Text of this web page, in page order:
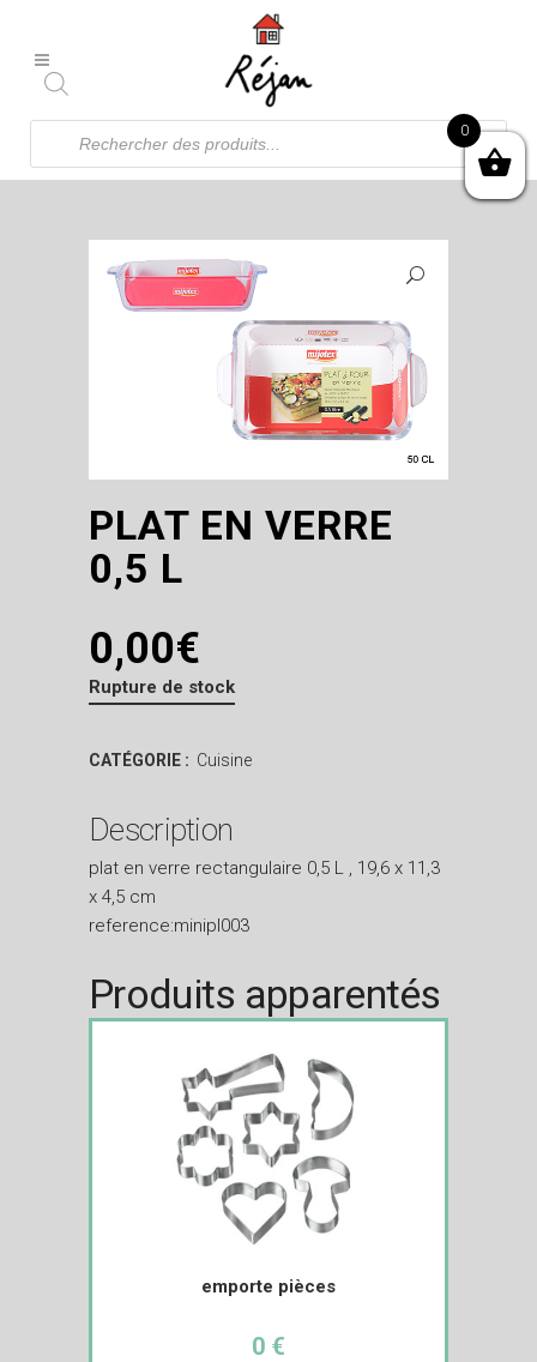
Recherche
produits
PLAT EN VERRE
0,5 L
0,00€
Rupture de stock
CATÉGORIE : Cuisine
Description
plat en verre rectangulaire 0,5 L , 19,6 x 11,3
x 4,5 cm
reference:minipl003
Produits apparentés
emporte pièces
0 €
0